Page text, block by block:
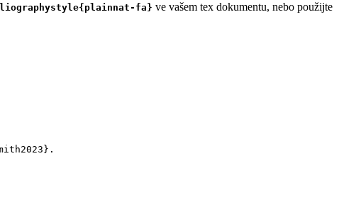
fa} ve vašem tex dokumentu, nebo použijte
}.